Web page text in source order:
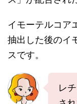
イモーテルコア
抽出した後のイ
スです。
レ